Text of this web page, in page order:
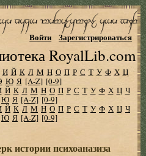
RoyalLib.com
Войти Зарегистрироваться
И Й К Л М Н О П Р С Т У Ф Х Ц
Ю Я [A-Z] [0-9]
Й К Л М Н О П Р С Т У Ф Х Ц Ч
Ю Я [A-Z] [0-9]
Й К Л М Н О П Р С Т У Ф Х Ц Ч
Ю Я [A-Z] [0-9]
истории психоаназиза